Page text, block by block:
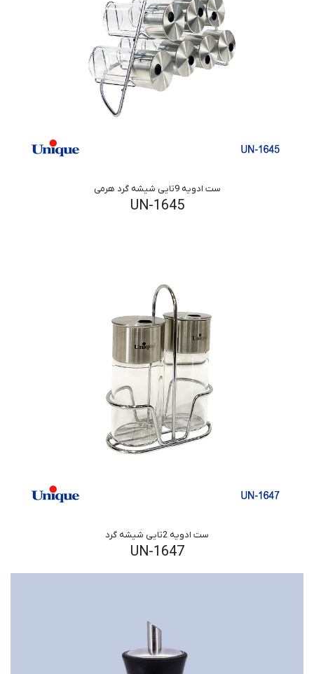
ست ادویه 9تایی شیشه گرد هرمی
UN-1645
ست ادویه 2تایی شیشه گرد
UN-1647